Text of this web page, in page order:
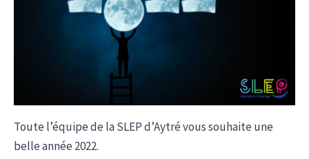
Toute l’équipe de la SLEP d’Aytré vous souhaite une
belle année 2022.